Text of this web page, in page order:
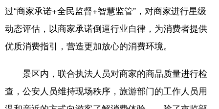
过“商家承诺+全民监督+智慧监管”，对商家进行星级
动态评估，以商家承诺倒逼行业自律，为消费者提供
优质消费指引，营造更加放心的消费环境。
景区内，联合执法人员对商家的商品质量进行检
查，公安人员维持现场秩序，旅游部门的工作人员用